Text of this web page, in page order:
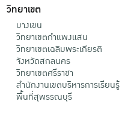
วิทยาเขต
บางเขน
วิทยาเขตกําแพงแสน
วิทยาเขตเฉลิมพระเกียรติ
จังหวัดสกลนคร
วิทยาเขตศรีราชา
สำนักงานเขตบริหารการเรียนรู้
พื้นที่สุพรรณบุรี